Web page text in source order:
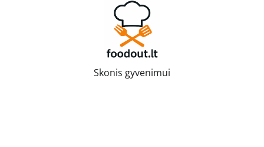
Skonis gyvenimui